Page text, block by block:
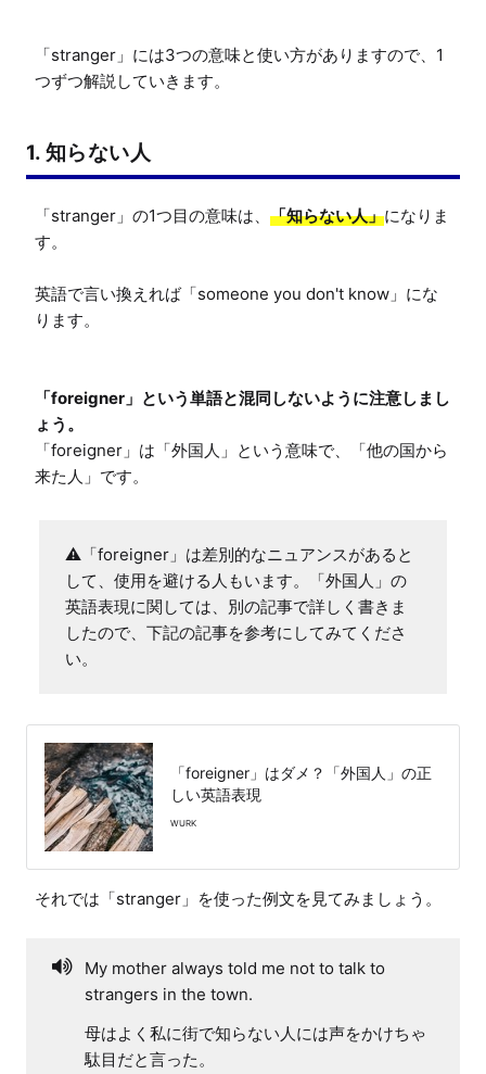
「stranger」には3つの意味と使い方がありますので、1
つずつ解説していきます。
1. 知らない人
「stranger」の1つ目の意味は、 「知らない人」になりま
す。
英語で言い換えれば「someone you don't know」にな
ります。
「foreigner」という単語と混同しないように注意しまし
ょう。
「foreigner」は「外国人」という意味で、「他の国から
来た人」です。
⚠「foreigner」は差別的なニュアンスがあると
して、使用を避ける人もいます。「外国人」の
英語表現に関しては、別の記事で詳しく書きま
したので、下記の記事を参考にしてみてくださ
い。
「foreigner」はダメ？「外国人」の正
しい英語表現
WURK
それでは「stranger」を使った例文を見てみましょう。
My mother always told me not to talk to
strangers in the town.
母はよく私に街で知らない人には声をかけちゃ
駄目だと言った。